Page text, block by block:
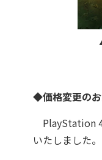
◆価格変更の
PlayStation 4
いたしました。